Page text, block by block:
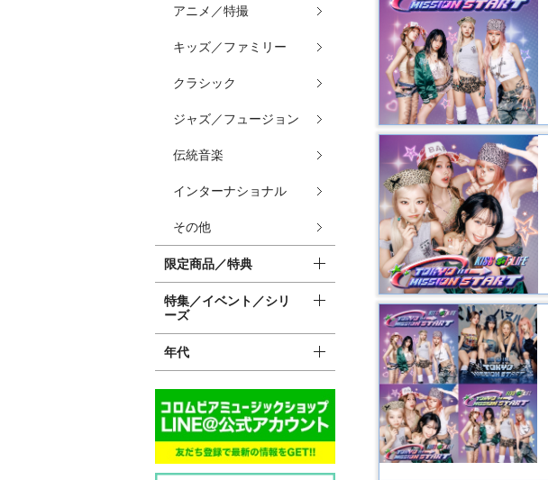
アニメ／特撮
キッズ／ファミリー
クラシック
ジャズ／フュージョン
伝統音楽
インターナショナル
その他
限定商品／特典
特集／イベント／シリ
ーズ
年代